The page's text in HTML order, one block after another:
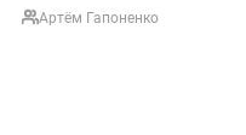
Артём Гапоненко